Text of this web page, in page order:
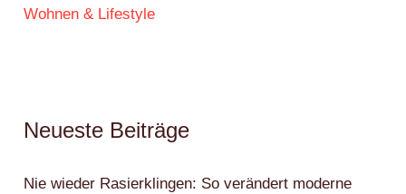
Wohnen & Lifestyle
Neueste Beiträge
Nie wieder Rasierklingen: So verändert moderne